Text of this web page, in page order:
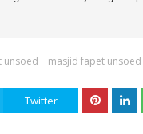
unsoed masjid fapet unsoed
Twitter